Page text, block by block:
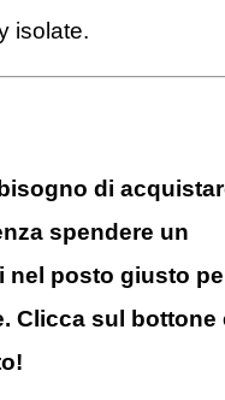
isolate.
di
spendere un
nel posto giusto
Clicca sul bottone